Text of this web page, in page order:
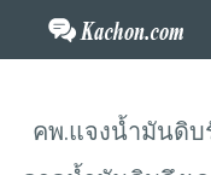
คพ.แจงน้ำมันดิบ